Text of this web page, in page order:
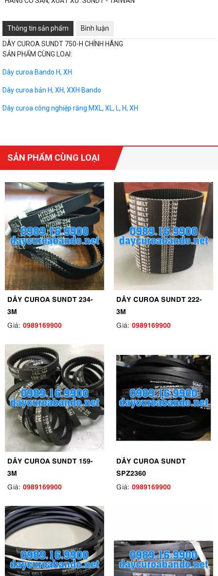
Thông tin sản phẩm
Bình luận
DÂY CUROA SUNDT 750-H CHÍNH HÃNG
SẢN PHẨM CÙNG LOẠI:
Dây curoa Bando H, XH
Dây curoa bản H, XH, XXH Bando
Dây curoa công nghiệp răng MXL, XL, L, H, XH
SẢN PHẨM CÙNG LOẠI
DÂY CUROA SUNDT 234-
3M
Giá: 0989169900
DÂY CUROA SUNDT 222-
3M
Giá: 0989169900
DÂY CUROA SUNDT 159-
3M
Giá: 0989169900
DÂY CUROA SUNDT
SPZ2360
Giá: 0989169900